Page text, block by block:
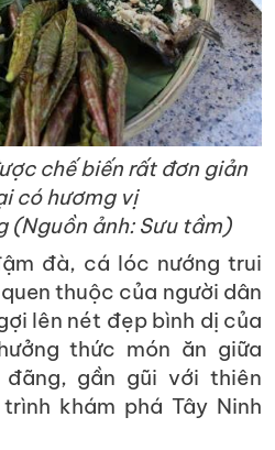
chế biến rất đơn giản
có hươmg vị
(Nguồn ảnh: Sưu tầm)
đà, cá lóc nướng trui
thuộc của người dân
lên nét đẹp bình dị của
thức món ăn giữa
gần gũi với thiên
khám phá Tây Ninh